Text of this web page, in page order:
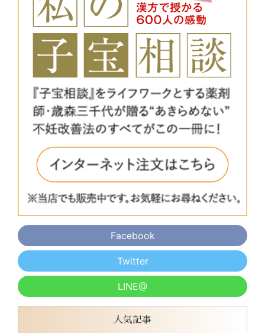
Facebook
Twitter
LINE@
人気記事